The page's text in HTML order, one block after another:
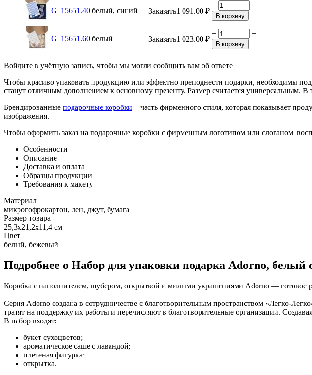
G_15651.40 белый, синий Заказать1 091.00 ₽
+ −
В корзину
G_15651.60 белый Заказать1 023.00 ₽
+ −
В корзину
Войдите в учётную запись, чтобы мы могли сообщить вам об ответе
Чтобы красиво упаковать продукцию или эффектно преподнести подарки, необходимы
станут отличным дополнением к основному презенту. Размер считается универсальным.
Брендированные подарочные коробки – часть фирменного стиля, которая показывает
изображения.
Чтобы оформить заказ на подарочные коробки с фирменным логотипом или слоганом,
Особенности
Описание
Доставка и оплата
Образцы продукции
Требования к макету
Материал
микрогофрокартон, лен, джут, бумага
Размер товара
25,3х21,2х11,4 см
Цвет
белый, бежевый
Подробнее о Набор для упаковки подарка Adorno, белый
Коробка с наполнителем, шубером, открыткой и милыми украшениями Adorno — готовое
Серия Adorno создана в сотрудничестве с благотворительным пространством «Легко-
тратят на поддержку их работы и перечисляют в благотворительные организации.
В набор входят:
букет сухоцветов;
ароматическое саше с лавандой;
плетеная фигурка;
открытка.